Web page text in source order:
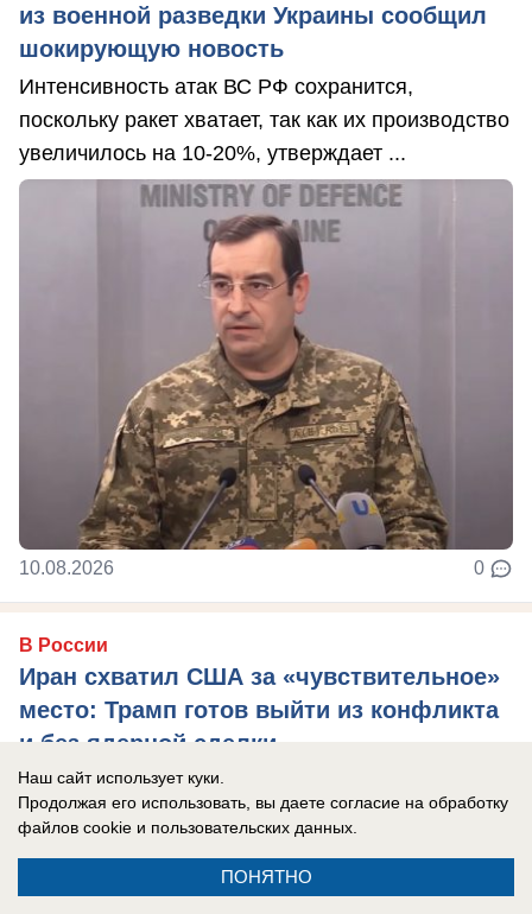
из военной разведки Украины сообщил
шокирующую новость
Интенсивность атак ВС РФ сохранится,
поскольку ракет хватает, так как их производство
увеличилось на 10-20%, утверждает ...
10.08.2026 0
В России
Иран схватил США за «чувствительное»
место: Трамп готов выйти из конфликта
и без ядерной сделки
Президент США уже готов ограничиться
единственным требованием - открыть Ормузский
Наш сайт использует куки.
Продолжая его использовать, вы даете согласие на обработку
файлов cookie и пользовательских данных.
ПОНЯТНО